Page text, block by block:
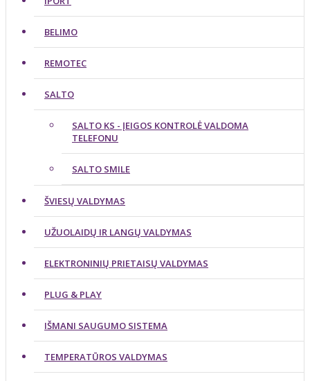
BELIMO
REMOTEC
SALTO
SALTO KS - ĮEIGOS KONTROLĖ VALDOMA
TELEFONU
SALTO SMILE
ŠVIESŲ VALDYMAS
UŽUOLAIDŲ IR LANGŲ VALDYMAS
ELEKTRONINIŲ PRIETAISŲ VALDYMAS
PLUG & PLAY
IŠMANI SAUGUMO SISTEMA
TEMPERATŪROS VALDYMAS